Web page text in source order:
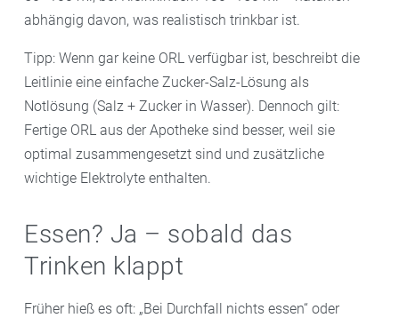
abhängig davon, was realistisch trinkbar ist.
Tipp: Wenn gar keine ORL verfügbar ist, beschreibt die
Leitlinie eine einfache Zucker-Salz-Lösung als
Notlösung (Salz + Zucker in Wasser). Dennoch gilt:
Fertige ORL aus der Apotheke sind besser, weil sie
optimal zusammengesetzt sind und zusätzliche
wichtige Elektrolyte enthalten.
Essen? Ja – sobald das
Trinken klappt
Früher hieß es oft: „Bei Durchfall nichts essen“ oder